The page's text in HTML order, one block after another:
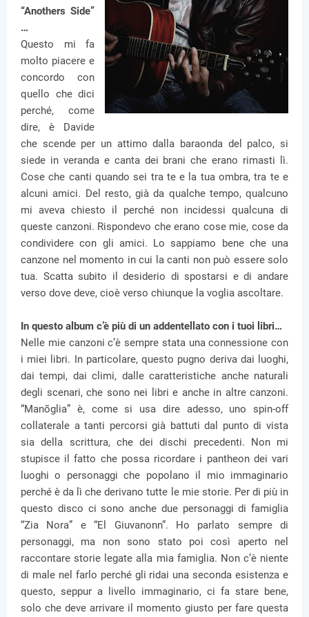
“Anothers Side”
…
Questo mi fa
molto piacere e
concordo con
quello che dici
perché, come
dire, è Davide
che scende per un attimo dalla baraonda del palco, si
siede in veranda e canta dei brani che erano rimasti lì.
Cose che canti quando sei tra te e la tua ombra, tra te e
alcuni amici. Del resto, già da qualche tempo, qualcuno
mi aveva chiesto il perché non incidessi qualcuna di
queste canzoni. Rispondevo che erano cose mie, cose da
condividere con gli amici. Lo sappiamo bene che una
canzone nel momento in cui la canti non può essere solo
tua. Scatta subito il desiderio di spostarsi e di andare
verso dove deve, cioè verso chiunque la voglia ascoltare.
In questo album c’è più di un addentellato con i tuoi libri…
Nelle mie canzoni c’è sempre stata una connessione con
i miei libri. In particolare, questo pugno deriva dai luoghi,
dai tempi, dai climi, dalle caratteristiche anche naturali
degli scenari, che sono nei libri e anche in altre canzoni.
“Manõglia” è, come si usa dire adesso, uno spin-off
collaterale a tanti percorsi già battuti dal punto di vista
sia della scrittura, che dei dischi precedenti. Non mi
stupisce il fatto che possa ricordare i pantheon dei vari
luoghi o personaggi che popolano il mio immaginario
perché è da lì che derivano tutte le mie storie. Per di più in
questo disco ci sono anche due personaggi di famiglia
“Zia Nora” e “El Giuvanonn”. Ho parlato sempre di
personaggi, ma non sono stato poi così aperto nel
raccontare storie legate alla mia famiglia. Non c’è niente
di male nel farlo perché gli ridai una seconda esistenza e
questo, seppur a livello immaginario, ci fa stare bene,
solo che deve arrivare il momento giusto per fare questa